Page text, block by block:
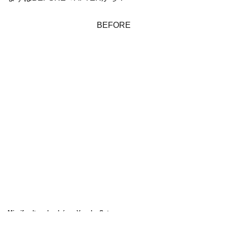
BEFORE
Miraif culture book from Yusuke Sato